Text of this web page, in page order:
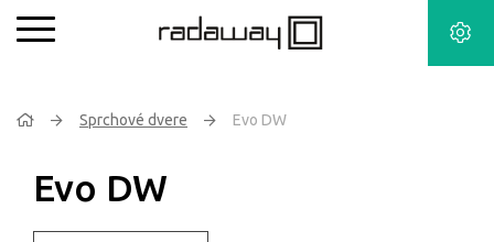
Sprchové dvere Evo DW
Evo DW